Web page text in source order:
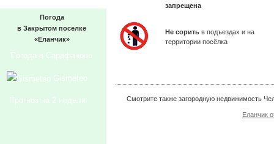
Погода
в Закрытом поселке
«Еланчик»
Погода в Сарафаново
Gismeteo
Прогноз на 2 недели
запрещена
Не сорить в подъездах и на
территории посёлка
Смотрите также загородную недвижимость
Еланчик